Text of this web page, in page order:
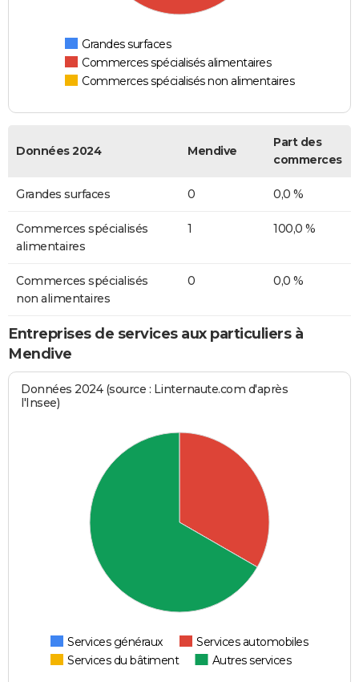
Grandes surfaces
Commerces spécialisés alimentaires
Commerces spécialisés non alimentaires
Données 2024 Mendive
Part des
commerces
Grandes surfaces 0 0,0 %
Commerces spécialisés
alimentaires
1 100,0 %
Commerces spécialisés
non alimentaires
0 0,0 %
Entreprises de services aux particuliers à
Mendive
Données 2024 (source : Linternaute.com d'après
l'Insee)
Services généraux
Services automobiles
Services du bâtiment
Autres services